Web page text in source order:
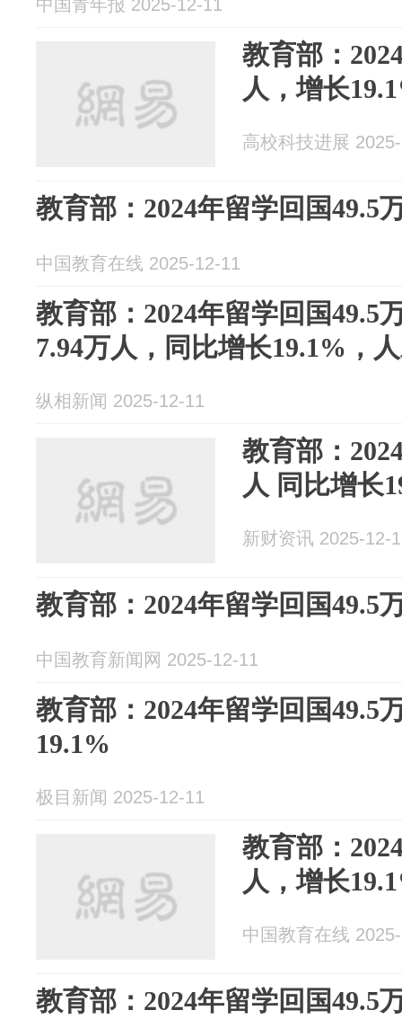
中国青年报 2025-12-11
教育部：
人，增长
高校科技进展
教育部：2024年留学回国49.5
中国教育在线 2025-12-11
教育部：2024年留学回国49.5
7.94万人，同比增长19.1%，
纵相新闻 2025-12-11
教育部：
人 同比增长
新财资讯 2025-12-
教育部：2024年留学回国49.5
中国教育新闻网 2025-12-11
教育部：2024年留学回国49.5
19.1%
极目新闻 2025-12-11
教育部：
人，增长
中国教育在线
教育部：2024年留学回国49.5